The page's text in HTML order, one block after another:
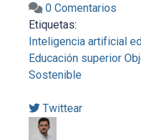
0 Comentarios
Etiquetas:
Inteligencia artificial
Educación superior
Sostenible
Twittear